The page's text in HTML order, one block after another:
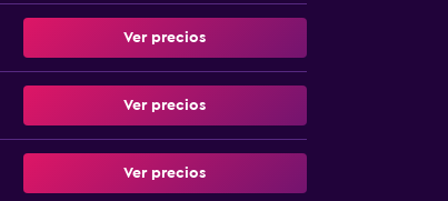
Ver precios
Ver precios
Ver precios